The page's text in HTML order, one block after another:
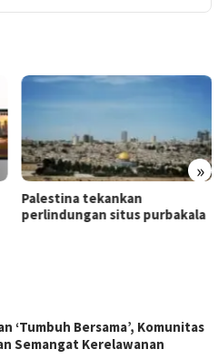
»
Palestina tekankan
perlindungan situs purbakala
‘Tumbuh Bersama’, Komunitas
Semangat Kerelawanan